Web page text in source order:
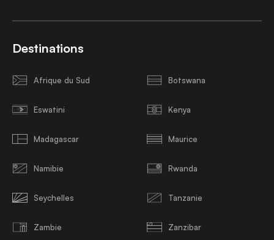
Destinations
Afrique du Sud Botswana
Eswatini Kenya
Madagascar Maurice
Namibie Rwanda
Seychelles Tanzanie
Zambie Zanzibar